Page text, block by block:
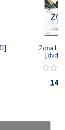
Zona
[dvd]